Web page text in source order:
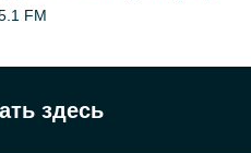
FM
здесь